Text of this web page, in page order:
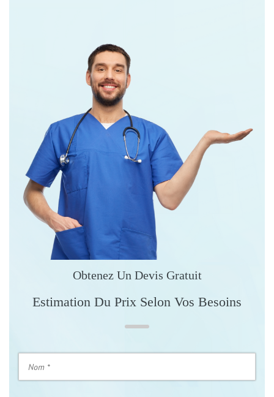
Obtenez Un Devis Gratuit
Estimation Du Prix Selon Vos Besoins